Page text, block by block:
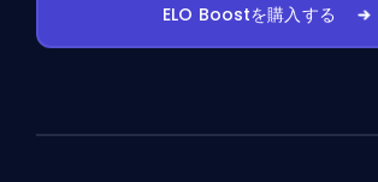
ELO Boostを購入する